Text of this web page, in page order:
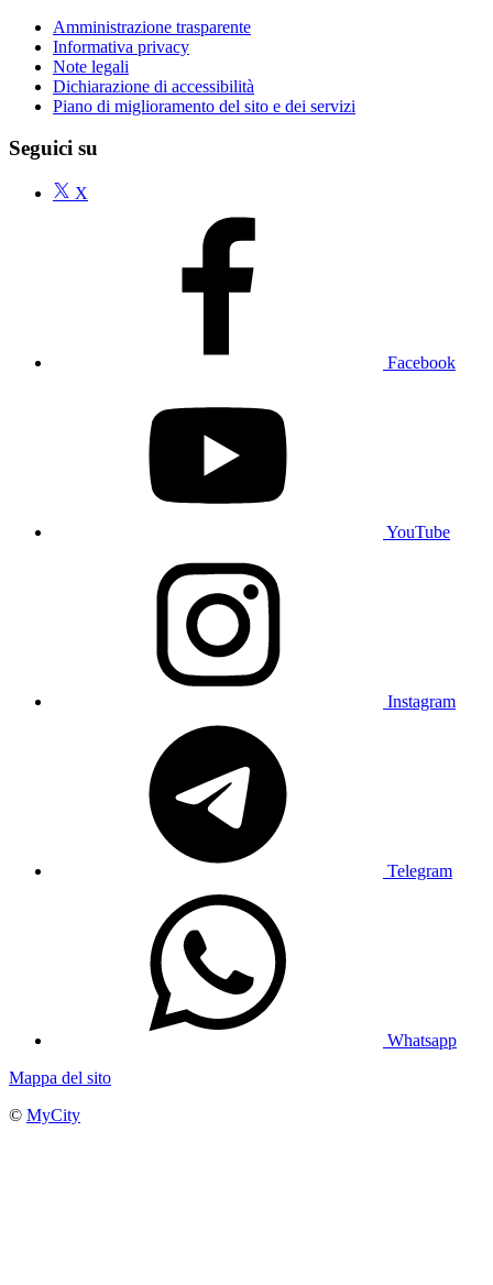
Amministrazione trasparente
Informativa privacy
Note legali
Dichiarazione di accessibilità
Piano di miglioramento del sito e dei servizi
Seguici su
X
Facebook
YouTube
Instagram
Telegram
Whatsapp
Mappa del sito
© MyCity